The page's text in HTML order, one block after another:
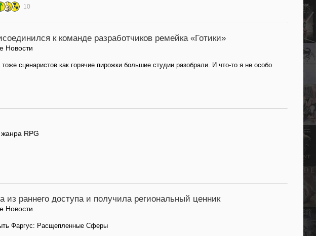
10
к команде разработчиков ремейка «Готики»
Новости
сценаристов как горячие пирожки большие студии разобрали. И что-то я не особо
RPG
раннего доступа и получила региональный ценник
Новости
Фаргус: Расщепленные Сферы